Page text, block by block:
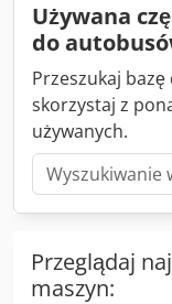
Używana
do
Przeszukaj
skorzystaj z
używanych.
Przeglądaj
maszyn: